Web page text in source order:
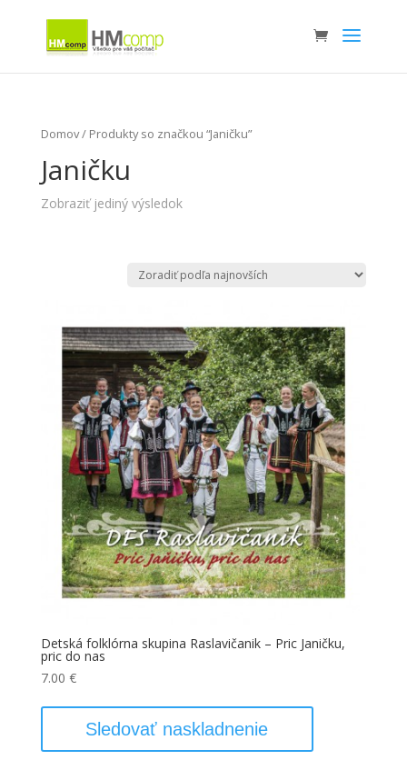
Domov/ Produkty so značkou “Janičku”
Janičku
Zobraziť jediný výsledok
Detská folklórna skupina Raslavičanik – Pric Janičku,
pric do nas
7.00 €
Sledovať naskladnenie